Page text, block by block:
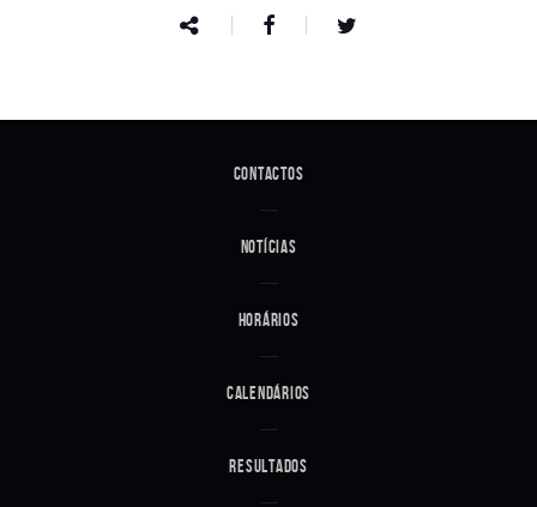
Contactos
Notícias
Horários
Calendários
Resultados